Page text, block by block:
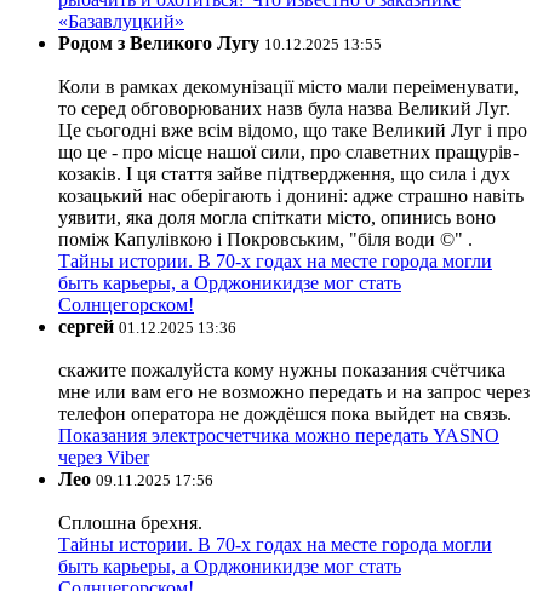
«Базавлуцкий»
Родом з Великого Лугу 10.12.2025 13:55
Коли в рамках декомунізації місто мали переіменувати,
то серед обговорюваних назв була назва Великий Луг.
Це сьогодні вже всім відомо, що таке Великий Луг і про
що це - про місце нашої сили, про славетних пращурів-
козаків. І ця стаття зайве підтвердження, що сила і дух
козацький нас оберігають і донині: адже страшно навіть
уявити, яка доля могла спіткати місто, опинись воно
поміж Капулівкою і Покровським, "біля води ©" .
Тайны истории. В 70-х годах на месте города могли
быть карьеры, а Орджоникидзе мог стать
Солнцегорском!
сергей 01.12.2025 13:36
скажите пожалуйста кому нужны показания счётчика
мне или вам его не возможно передать и на запрос через
телефон оператора не дождёшся пока выйдет на связь.
Показания электросчетчика можно передать YASNO
через Viber
Лео 09.11.2025 17:56
Сплошна брехня.
Тайны истории. В 70-х годах на месте города могли
быть карьеры, а Орджоникидзе мог стать